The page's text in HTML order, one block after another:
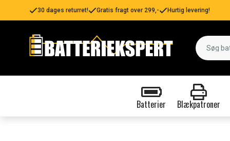
30 dages returret! Gratis fragt over 299,- Hurtig levering!
Batterier Blækpatroner